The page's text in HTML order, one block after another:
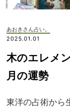
あおきさん占い。
2025.01.01
木のエレメ
月の運勢
東洋の占術から